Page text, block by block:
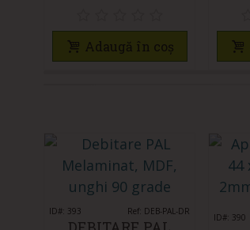
Adaugă în coș
Îmi place
ID#: 393 Ref: DEB-PAL-DR
ID#: 390